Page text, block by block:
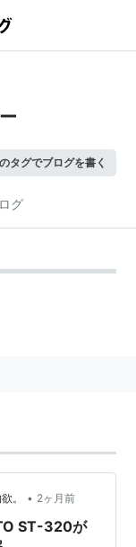
タグでブログを書く
グ
。 • 2ヶ月前
ST-320が